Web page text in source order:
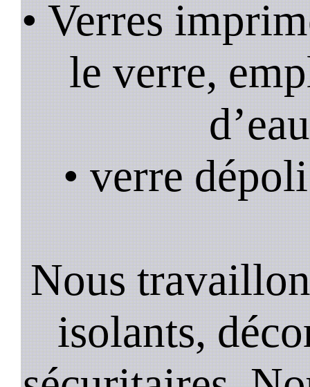
• Verres
le verre,
• verre
Nous
isolants,